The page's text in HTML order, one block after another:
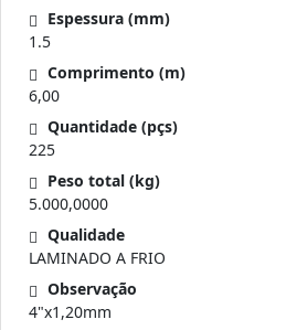
Espessura (mm)
1.5
Comprimento (m)
6,00
Quantidade (pçs)
225
Peso total (kg)
5.000,0000
Qualidade
LAMINADO A FRIO
Observação
4"x1,20mm